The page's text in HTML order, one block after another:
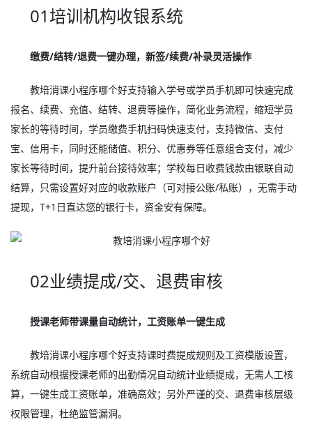
01培训机构收银系统
缴费/结转/退费一键办理，新签/续费/补录灵活操作
教培消课小程序哪个好支持输入学号或学员手机即可快速完成
报名、续费、充值、结转、退费等操作，简化业务流程，缩短学员
家长的等待时间，学员缴费手机扫码快速支付，支持微信、支付
宝、信用卡，同时还能储值、积分、优惠券等任意组合支付，减少
家长等待时间，提升前台接待效率；学校每日收费钱款由银联自动
结算，只需设置好对应的收款账户（可对接公账/私账），无需手动
提现，T+1日直达您的银行卡，资金安有保障。
02业绩提成/交、退费审核
授课老师带课量自动统计，工资账单一键生成
教培消课小程序哪个好支持课时费提成规则及工资模版设置，
系统自动根据授课老师的出勤情况自动统计业绩提成，无需人工核
算，一键生成工资账单，准确高效；另外严谨的交、退费审核层级
权限管理，杜绝监管漏洞。